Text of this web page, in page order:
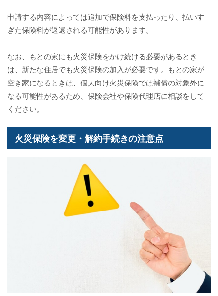
申請する内容によっては追加で保険料を支払ったり、払いす
ぎた保険料が返還される可能性があります。
なお、もとの家にも火災保険をかけ続ける必要があるとき
は、新たな住居でも火災保険の加入が必要です。もとの家が
空き家になるときは、個人向け火災保険では補償の対象外に
なる可能性があるため、保険会社や保険代理店に相談をして
ください。
火災保険を変更・解約手続きの注意点